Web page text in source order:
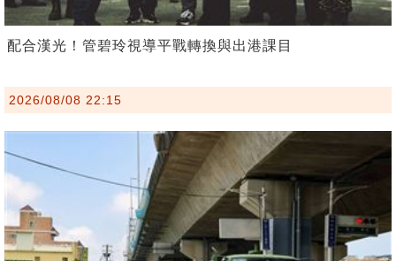
配合漢光！管碧玲視導平戰轉換與出港課目
2026/08/08 22:15